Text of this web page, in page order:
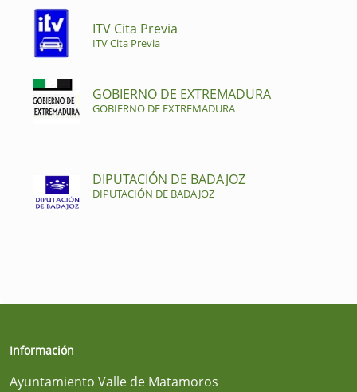
ITV Cita Previa
ITV Cita Previa
GOBIERNO DE EXTREMADURA
GOBIERNO DE EXTREMADURA
DIPUTACIÓN DE BADAJOZ
DIPUTACIÓN DE BADAJOZ
Información
Ayuntamiento Valle de Matamoros